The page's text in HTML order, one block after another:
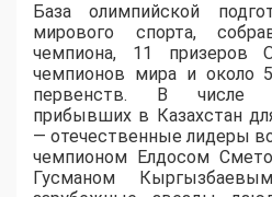
База олимпийской
мирового спорта,
чемпиона, 11 призеров
чемпионов мира и около
первенств. В числе
прибывших в Казахстан
— отечественные лидеры
чемпионом Елдосом
Гусманом